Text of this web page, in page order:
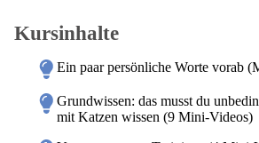
Kursinhalte
Ein paar persönliche Worte vorab
Grundwissen: das musst du
mit Katzen wissen (9 Mini-Videos)